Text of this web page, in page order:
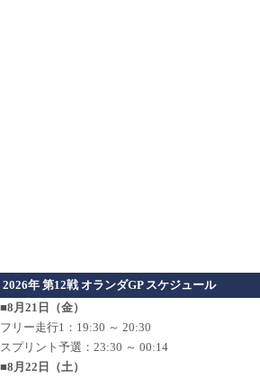
2026年 第12戦 オランダGP スケジュール
■8月21日（金）
フリー走行1：19:30 ～ 20:30
スプリント予選：23:30 ～ 00:14
■8月22日（土）